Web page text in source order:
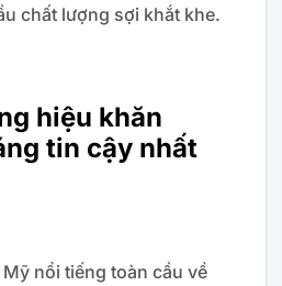
chất lượng sợi khắt khe.
hiệu khăn
tin cậy nhất
nổi tiếng toàn cầu về